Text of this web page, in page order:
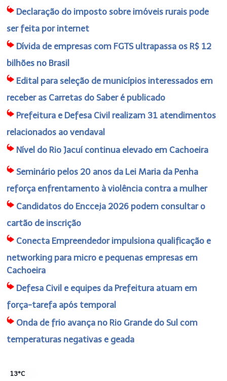
Declaração do imposto sobre imóveis rurais pode
ser feita por internet
Dívida de empresas com FGTS ultrapassa os R$ 12
bilhões no Brasil
Edital para seleção de municípios interessados em
receber as Carretas do Saber é publicado
Prefeitura e Defesa Civil realizam 31 atendimentos
relacionados ao vendaval
Nível do Rio Jacuí continua elevado em Cachoeira
Seminário pelos 20 anos da Lei Maria da Penha
reforça enfrentamento à violência contra a mulher
Candidatos do Encceja 2026 podem consultar o
cartão de inscrição
Conecta Empreendedor impulsiona qualificação e
networking para micro e pequenas empresas em
Cachoeira
Defesa Civil e equipes da Prefeitura atuam em
força-tarefa após temporal
Onda de frio avança no Rio Grande do Sul com
temperaturas negativas e geada
13°C